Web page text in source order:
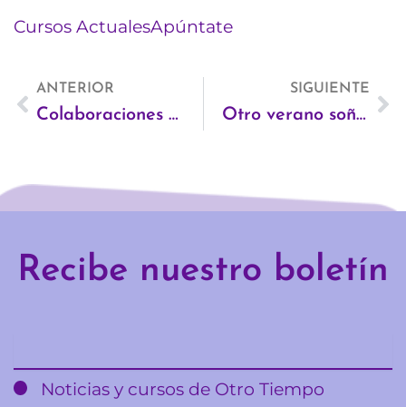
Cursos ActualesApúntate
AntANTERIOR
Colaboraciones con formadoras especializadas en la 4ª edición del Especialista en violencias machistas
SIGUIENTE
Otro verano soñando juntas en Otros Nidos
Recibe nuestro boletín
Noticias y cursos de Otro Tiempo